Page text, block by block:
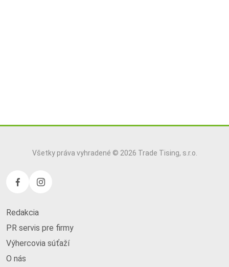
Všetky práva vyhradené © 2026 Trade Tising, s.r.o.
Redakcia
PR servis pre firmy
Výhercovia súťaží
O nás